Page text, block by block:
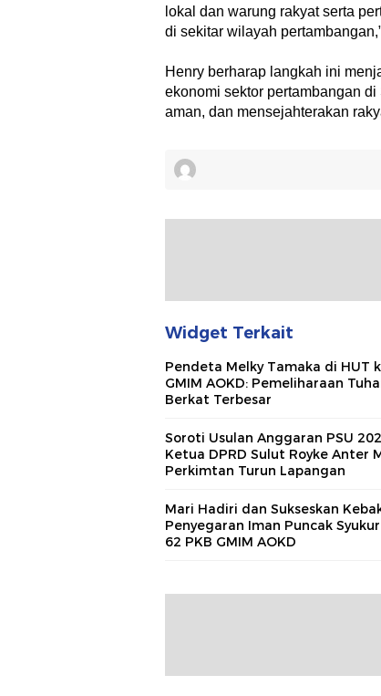
lokal dan warung rakyat serta
di sekitar wilayah
Henry berharap langkah ini
ekonomi sektor pertambangan
aman, dan mensejahterakan
Widget Terkait
Pendeta Melky Tamaka di HUT
GMIM AOKD: Pemeliharaan
Berkat Terbesar
Soroti Usulan Anggaran PSU
Ketua DPRD Sulut Royke Anter
Perkimtan Turun Lapangan
Mari Hadiri dan Sukseskan
Penyegaran Iman Puncak
62 PKB GMIM AOKD